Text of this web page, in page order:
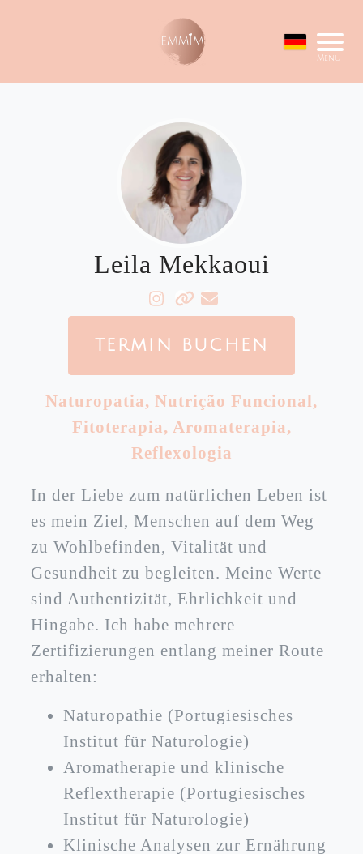
Menu
Leila Mekkaoui
TERMIN BUCHEN
Naturopatia, Nutrição Funcional,
Fitoterapia, Aromaterapia,
Reflexologia
In der Liebe zum natürlichen Leben ist
es mein Ziel, Menschen auf dem Weg
zu Wohlbefinden, Vitalität und
Gesundheit zu begleiten. Meine Werte
sind Authentizität, Ehrlichkeit und
Hingabe. Ich habe mehrere
Zertifizierungen entlang meiner Route
erhalten:
Naturopathie (Portugiesisches
Institut für Naturologie)
Aromatherapie und klinische
Reflextherapie (Portugiesisches
Institut für Naturologie)
Klinische Analysen zur Ernährung